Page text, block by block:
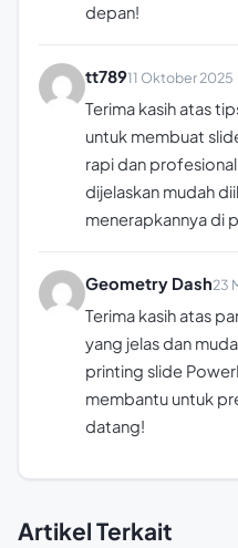
depan!
tt78911 Oktober 2025
Terima kasih atas
untuk membuat
rapi dan
dijelaskan mudah
menerapkannya di
Geometry Dash23
Terima kasih atas
yang jelas dan
printing slide
membantu untuk
datang!
Artikel Terkait